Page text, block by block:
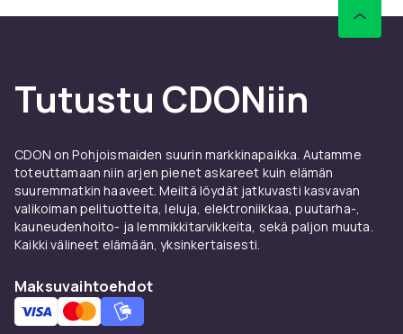
toimituksella.
CDONilta löydät vattenparker & rutchkanor:ä
LEGOlta, Barbielta ja Schleichistä
toimituksella.
Vertaile tuotteita ja lue asiakasarvioita
löytääksesi parhaan lelun lapsellesi.
CDONilta löydät vattenparker & rutchkanor:ä
kilpailukykyiseen hintaan nopealla
toimituksella.
Tutustu CDONiin
CDON on Pohjoismaiden suurin markkinapaikka. Autamme
toteuttamaan niin arjen pienet askareet kuin elämän
suuremmatkin haaveet. Meiltä löydät jatkuvasti kasvavan
valikoiman pelituotteita, leluja, elektroniikkaa, puutarha-,
kauneudenhoito- ja lemmikkitarvikkeita, sekä paljon muuta.
Kaikki välineet elämään, yksinkertaisesti.
Maksuvaihtoehdot